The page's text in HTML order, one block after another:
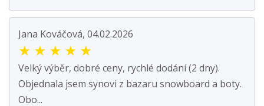
Jana Kováčová, 04.02.2026
★ ★ ★ ★ ★
Velký výběr, dobré ceny, rychlé dodání (2 dny).
Objednala jsem synovi z bazaru snowboard a boty.
Obo...